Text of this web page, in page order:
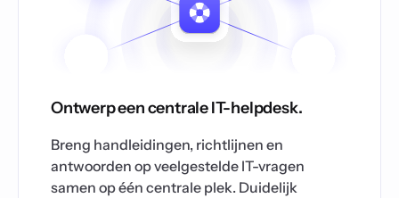
Ontwerp een centrale IT-helpdesk.
Breng handleidingen, richtlijnen en
antwoorden op veelgestelde IT-vragen
samen op één centrale plek. Duidelijk